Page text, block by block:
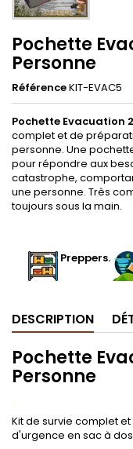
Pochette
Personne
RéférenceKIT-EVAC5
Pochette Evacuation
complet et de
personne. Une
pour répondre aux
catastrophe,
une personne. Très
toujours sous la main.
Preppers.
DESCRIPTION
Pochette
Personne
.
Kit de survie complet
d'urgence en sac à